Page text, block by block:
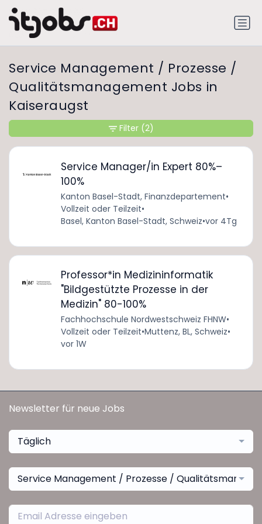
Service Management / Prozesse /
Qualitätsmanagement Jobs in
Kaiseraugst
Service Manager/in Expert 80%–
100%
Kanton Basel-Stadt, Finanzdepartement•
Vollzeit oder Teilzeit•
Basel, Kanton Basel-Stadt, Schweiz•vor 4Tg
Professor*in Medizininformatik
"Bildgestützte Prozesse in der
Medizin" 80-100%
Fachhochschule Nordwestschweiz FHNW•
Vollzeit oder Teilzeit•Muttenz, BL, Schweiz•
vor 1W
Filter (2)
Newsletter für neue Jobs
Täglich
Service Management / Prozesse /